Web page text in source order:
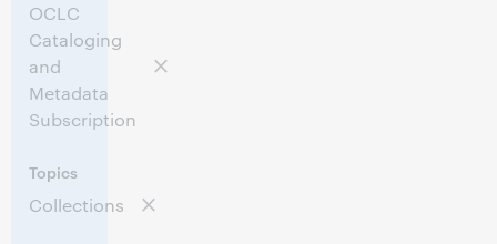
OCLC
Cataloging
and
Metadata
Subscription
Topics
Collections